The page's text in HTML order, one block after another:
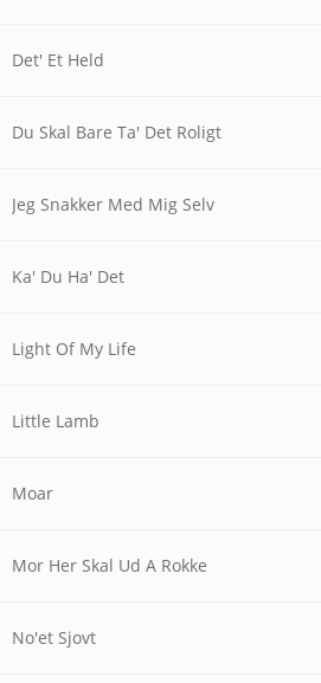
Det' Et Held
Du Skal Bare Ta' Det Roligt
Jeg Snakker Med Mig Selv
Ka' Du Ha' Det
Light Of My Life
Little Lamb
Moar
Mor Her Skal Ud A Rokke
No'et Sjovt